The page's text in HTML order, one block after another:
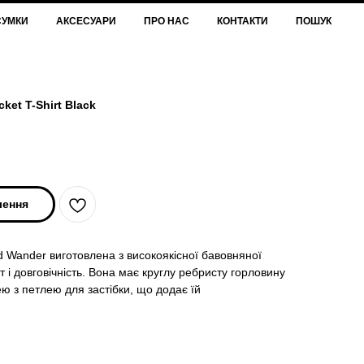
АКСЕСУАРИ ПРО НАС КОНТАКТИ ПОШУК
T-Shirt Black
виготовлена з високоякісної бавовняної
довговічність. Вона має круглу ребристу горловину
з петлею для застібки, що додає їй